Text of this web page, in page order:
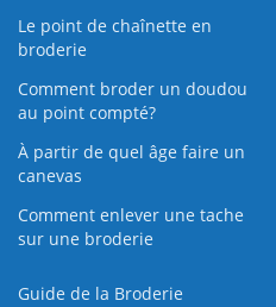
Le point de chaînette en
broderie
Comment broder un doudou
au point compté?
À partir de quel âge faire un
canevas
Comment enlever une tache
sur une broderie
Guide de la Broderie